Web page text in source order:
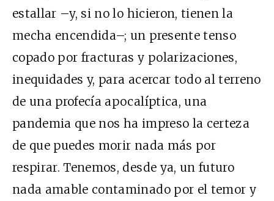
estallar –y, si no lo hicieron, tienen la
mecha encendida–; un presente tenso
copado por fracturas y polarizaciones,
inequidades y, para acercar todo al terreno
de una profecía apocalíptica, una
pandemia que nos ha impreso la certeza
de que puedes morir nada más por
respirar. Tenemos, desde ya, un futuro
nada amable contaminado por el temor y